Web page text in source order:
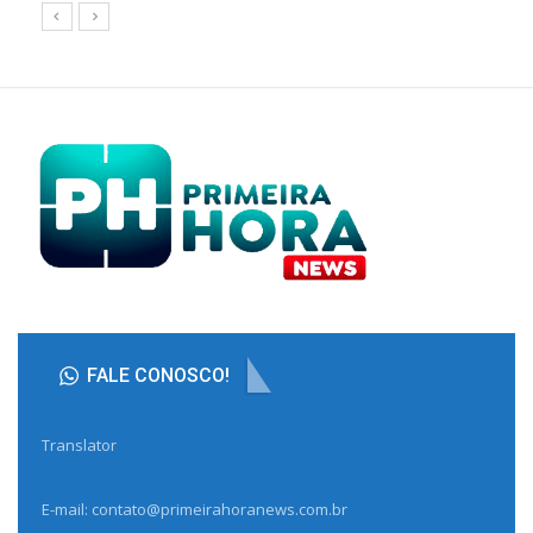
FALE CONOSCO!
Translator
E-mail: contato@primeirahoranews.com.br